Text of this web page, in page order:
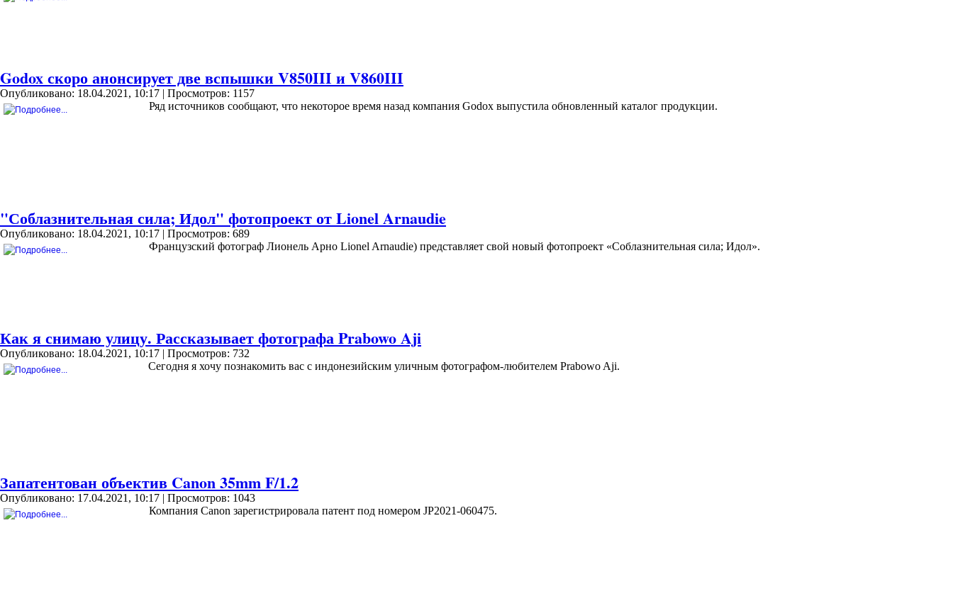
Godox скоро анонсирует две вспышки V850III и V860III
Опубликовано: 18.04.2021, 10:17 | Просмотров: 1157
Ряд источников сообщают, что некоторое время назад компания Godox выпустила обновленный каталог продукции.
"Соблазнительная сила; Идол" фотопроект от Lionel Arnaudie
Опубликовано: 18.04.2021, 10:17 | Просмотров: 689
Французский фотограф Лионель Арно Lionel Arnaudie) представляет свой новый фотопроект «Соблазнительная сила; Идол».
Как я снимаю улицу. Рассказывает фотографа Prabowo Aji
Опубликовано: 18.04.2021, 10:17 | Просмотров: 732
Сегодня я хочу познакомить вас с индонезийским уличным фотографом-любителем Prabowo Aji.
Запатентован объектив Canon 35mm F/1.2
Опубликовано: 17.04.2021, 10:17 | Просмотров: 1043
Компания Canon зарегистрировала патент под номером JP2021-060475.